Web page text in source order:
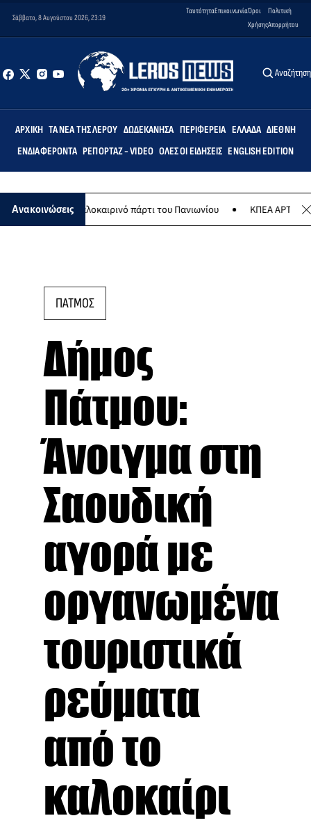
Σάββατο, 8 Αυγούστου 2026, 23:19
ΤαυτότηταΕπικοινωνίαΌροι
Χρήσης
Πολιτική
Απορρήτου
Αναζήτηση
ΑΡΧΙΚΉ ΤΑ ΝΈΑ ΤΗΣ ΛΈΡΟΥ ΔΩΔΕΚΆΝΗΣΑ ΠΕΡΙΦΈΡΕΙΑ ΕΛΛΆΔΑ ΔΙΕΘΝΉ
ΕΝΔΙΑΦΈΡΟΝΤΑ ΡΕΠΟΡΤΆΖ - VIDEO ΌΛΕΣ ΟΙ ΕΙΔΉΣΕΙΣ ENGLISH EDITION
Ανακοινώσεις
το καλοκαιρινό πάρτι του Πανιωνίου ΚΠΕΑ ΑΡΤΕΜΙΣ:
ΠΑΤΜΟΣ
Δήμος
Πάτμου:
Άνοιγμα στη
Σαουδική
αγορά με
οργανωμένα
τουριστικά
ρεύματα
από το
καλοκαίρι